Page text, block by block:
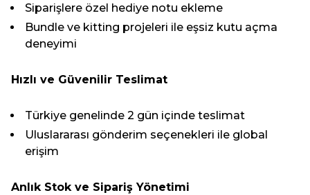
Siparişlere özel hediye notu ekleme
Bundle ve kitting projeleri ile eşsiz kutu açma
deneyimi
Hızlı ve Güvenilir Teslimat
Türkiye genelinde 2 gün içinde teslimat
Uluslararası gönderim seçenekleri ile global
erişim
Anlık Stok ve Sipariş Yönetimi